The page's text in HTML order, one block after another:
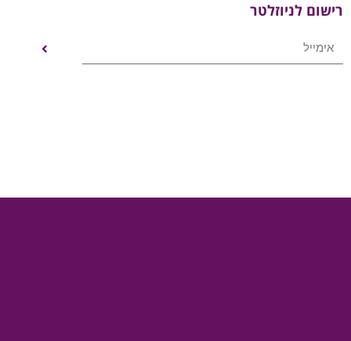
רישום לניוזלטר